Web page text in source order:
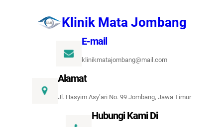
Klinik Mata Jombang
E-mail
klinikmatajombang@mail.com
Alamat
Jl. Hasyim Asy’ari No. 99 Jombang, Jawa Timur
Hubungi Kami Di